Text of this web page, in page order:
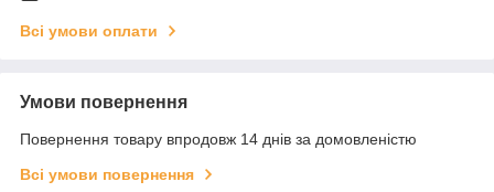
Всі умови оплати
Умови повернення
Повернення товару впродовж 14 днів за домовленістю
Всі умови повернення